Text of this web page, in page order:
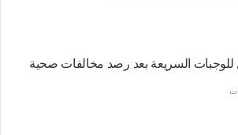
السريعة بعد رصد مخالفات صحية